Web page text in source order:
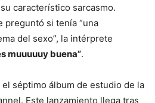
característico sarcasmo.
preguntó si tenía “una
del sexo”, la intérprete
muuuuuy buena”.
el séptimo álbum de estudio de la
Este lanzamiento llega tras